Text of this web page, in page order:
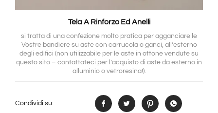
Tela A Rinforzo Ed Anelli
si tratta di una confezione molto pratica per agganciare le
Vostre bandiere su aste con carrucola o ganci, all’esterno
degli edifici (non utilizzabile per le aste in ottone vendute su
questo sito – contattateci per l’acquisto di aste da esterno in
alluminio o vetroresina!).
Condividi su: